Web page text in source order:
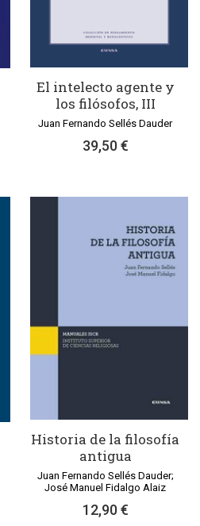
El intelecto agente y
los filósofos, III
Juan Fernando Sellés Dauder
39,50 €
Historia de la filosofía
antigua
Juan Fernando Sellés Dauder;
José Manuel Fidalgo Alaiz
12,90 €